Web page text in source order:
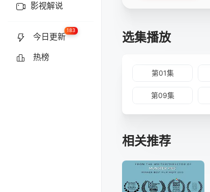
影视解说
今日更新
183
热榜
选集播放
第01集
第09集
相关推荐